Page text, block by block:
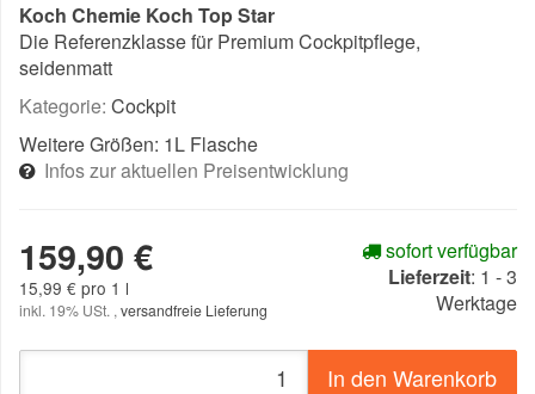
Koch Chemie Koch Top Star
Die Referenzklasse für Premium Cockpitpflege,
seidenmatt
Kategorie: Cockpit
Weitere Größen: 1L Flasche
Infos zur aktuellen Preisentwicklung
159,90 €
15,99 € pro 1 l
inkl. 19% USt. , versandfreie Lieferung
sofort verfügbar
Lieferzeit: 1 - 3
Werktage
In den Warenkorb